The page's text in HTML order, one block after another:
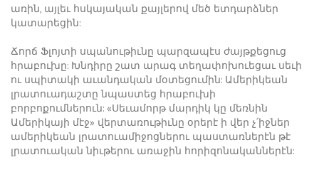
առին, այլեւ հսկայական քայլերով մեծ ետդարձներ
կատարեցին:
Ճորճ Ֆլոյտի սպանութիւնը պարզապէս ժայթքեցուց
հրաբուխը: Խնդիրը շատ արագ տեղափոխուեցաւ սեւի
ու սպիտակի աւանդական մօտեցումին: Ամերիկեան
լրատուադաշտը նպաստեց հրաբուխի
բորբոքումներուն: «Սեւամորթ մարդիկ կը մեռնին
Ամերիկայի մէջ» վերտառութիւնը օրերէ ի վեր չ՛իջներ
ամերիկեան լրատուամիջոցներու պաստառներէն թէ
լրատուական նիւթերու առաջին հորիզոնականներէն: